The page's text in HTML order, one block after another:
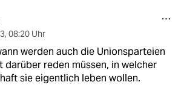
, 08:20 Uhr
werden auch die Unionsparteien
darüber reden müssen, in welcher
sie eigentlich leben wollen.